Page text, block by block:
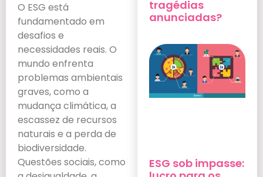
O ESG está
fundamentado em
desafios e
necessidades reais. O
mundo enfrenta
problemas ambientais
graves, como a
mudança climática, a
escassez de recursos
naturais e a perda de
biodiversidade.
Questões sociais, como
tragédias
anunciadas?
ESG sob impasse: